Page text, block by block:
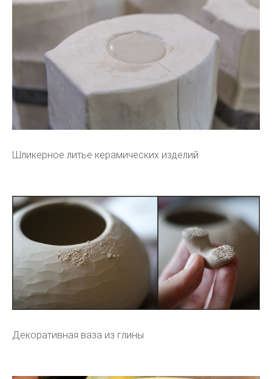
Шликерное литье керамических изделий
Декоративная ваза из глины